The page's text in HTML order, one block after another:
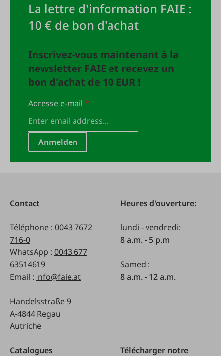
La lettre d'information FAIE :
10 € de bon d'achat
Inscrivez-vous maintenant à la
newsletter FAIE et recevez un
bon d'achat de 10 EUR !
Adresse e-mail*
Anmelden
Contact
Téléphone : 0043 7672
716-0
WhatsApp : 0043 677
63514619
Email : info@faie.at
Handelsstraße 9
A-4844 Regau
Autriche
Heures d'ouverture:
lundi - vendredi:
8 a.m. - 5 p.m
Samedi:
8 a.m. - 12 a.m.
Catalogues
Télécharger notre